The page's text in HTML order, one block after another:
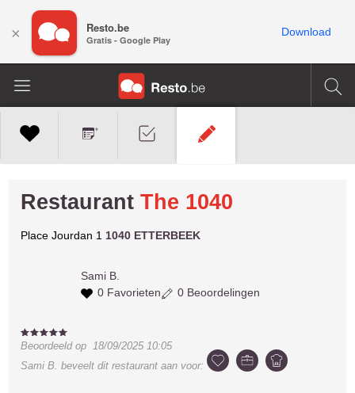
Restaurant The 1040
Place Jourdan 1 1040 ETTERBEEK
Sami B.
0 Favorieten
0 Beoordelingen
Beoordeeld op18/09/2025 10:05
Sami B. beveelt dit restaurant aan voor:
× Resto.be
Gratis - Google Play
Download